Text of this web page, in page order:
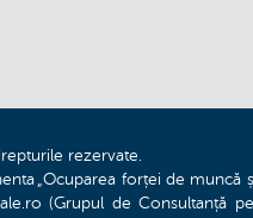
rezervate.
„Ocuparea forței de muncă
(Grupul de Consultanță